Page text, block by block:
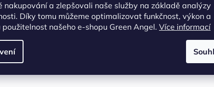
nakupování a zlepšovali naše služby na základě analýzy
Díky tomu můžeme optimalizovat funkčnost, výkon a
použitelnost našeho e-shopu Green Angel. Více informací
roztírá, rychle vstřebává do pokožky, působí
je ideální i jako masážní olej . Má skvělé